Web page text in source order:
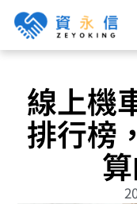
線上機
排行榜